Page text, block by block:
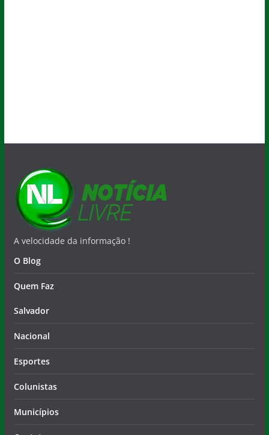
A velocidade da informação !
O Blog
Quem Faz
Salvador
Nacional
Esportes
Colunistas
Municípios